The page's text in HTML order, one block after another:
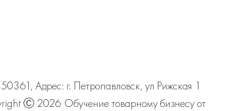
Адрес: г. Петропавловск, ул Рижская 1
Ⓒ 2026 Обучение товарному бизнесу от